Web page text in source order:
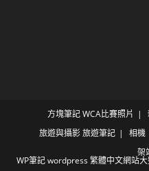
方塊筆記WCA比賽照片
旅遊與攝影 旅遊筆記 相機
架
WP筆記wordpress 繁體中文網站